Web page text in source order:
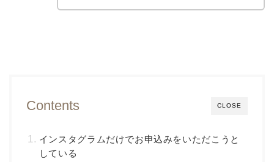
CLOSE
Contents
インスタグラムだけでお申込みをいただこうと
している